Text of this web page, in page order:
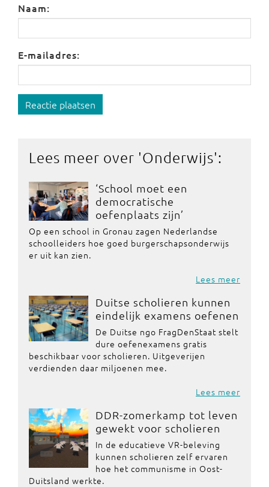
Naam:
E-mailadres:
Reactie plaatsen
Lees meer over 'Onderwijs':
‘School moet een
democratische
oefenplaats zijn’
Op een school in Gronau zagen Nederlandse
schoolleiders hoe goed burgerschapsonderwijs
er uit kan zien.
Lees meer
Duitse scholieren kunnen
eindelijk examens oefenen
De Duitse ngo FragDenStaat stelt
dure oefenexamens gratis
beschikbaar voor scholieren. Uitgeverijen
verdienden daar miljoenen mee.
Lees meer
DDR-zomerkamp tot leven
gewekt voor scholieren
In de educatieve VR-beleving
kunnen scholieren zelf ervaren
hoe het communisme in Oost-
Duitsland werkte.